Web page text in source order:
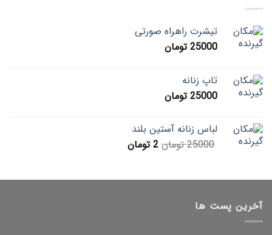
تیشرت راهراه صورتی
25000 تومان
تاپ زنانه
25000 تومان
لباس زنانه آستین بلند
25000 تومان 2 تومان
آخرین پست ها